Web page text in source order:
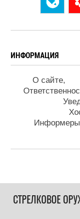
ИНФОРМАЦИЯ
О сайте
Информеры
СТРЕЛКОВОЕ